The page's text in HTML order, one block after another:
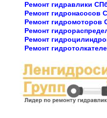
Ремонт гидравлики
Ремонт гидронасосов
Ремонт гидромоторов
Ремонт
Ремонт
Ремонт